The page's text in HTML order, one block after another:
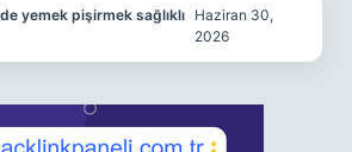
yemek pişirmek sağlıklı Haziran 30,
2026